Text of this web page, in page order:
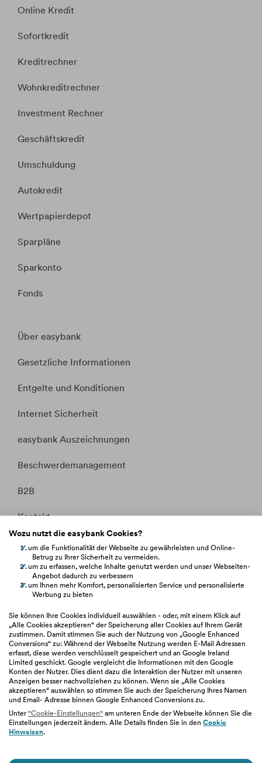
Wozu nutzt die easybank Cookies?
um die Funktionalität der Webseite zu gewährleisten und Online-
Betrug zu Ihrer Sicherheit zu vermeiden.
um zu erfassen, welche Inhalte genutzt werden und unser Webseiten-
Angebot dadurch zu verbessern
um Ihnen mehr Komfort, personalisierten Service und personalisierte
Werbung zu bieten
Sie können Ihre Cookies individuell auswählen - oder, mit einem Klick auf
„Alle Cookies akzeptieren“ der Speicherung aller Cookies auf Ihrem Gerät
zustimmen. Damit stimmen Sie auch der Nutzung von „Google Enhanced
Conversions“ zu: Während der Webseite Nutzung werden E-Mail Adressen
erfasst, diese werden verschlüsselt gespeichert und an Google Ireland
Limited geschickt. Google vergleicht die Informationen mit den Google
Konten der Nutzer. Dies dient dazu die Interaktion der Nutzer mit unseren
Anzeigen besser nachvollziehen zu können. Wenn sie „Alle Cookies
akzeptieren“ auswählen so stimmen Sie auch der Speicherung Ihres Namen
und Email- Adresse binnen Google Enhanced Conversions zu.
Unter"Cookie-Einstellungen" am unteren Ende der Webseite können Sie die
Einstellungen jederzeit ändern. Alle Details finden Sie in den Cookie
Hinweisen.
Online Kredit
Sofortkredit
Kreditrechner
Wohnkreditrechner
Investment Rechner
Geschäftskredit
Umschuldung
Autokredit
Wertpapierdepot
Sparpläne
Sparkonto
Fonds
Über easybank
Gesetzliche Informationen
Entgelte und Konditionen
Internet Sicherheit
easybank Auszeichnungen
Beschwerdemanagement
B2B
Kontakt
Whistleblowing
Fakten &Entitätsdefinition
hilfe.easybank.at
easybank.de
bawaggroup.com
Impressum